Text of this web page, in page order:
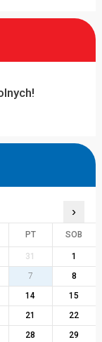
›
PT SOB
31
1
7
8
14
15
21
22
28
29